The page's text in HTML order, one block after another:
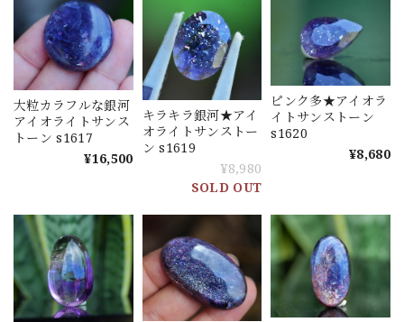
大粒カラフルな銀河
アイオライトサンス
トーン s1617
¥16,500
キラキラ銀河★アイ
オライトサンストー
ン s1619
¥8,980
SOLD OUT
ピンク多★アイオラ
イトサンストーン
s1620
¥8,680